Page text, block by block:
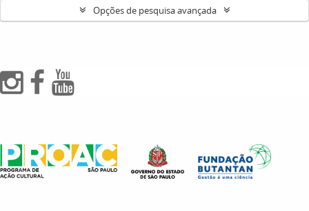
Opções de pesquisa avançada